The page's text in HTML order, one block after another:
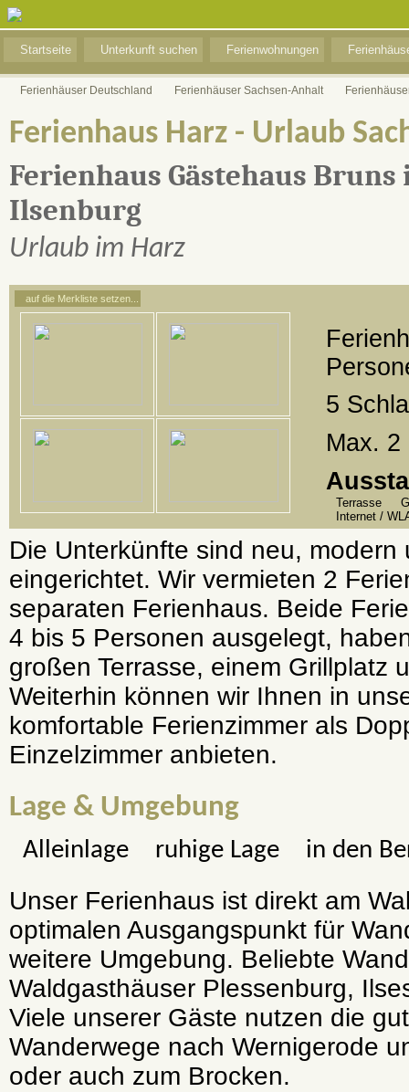
Startseite Unterkunft suchen Ferienwohnungen
Ferienhäuser Deutschland Ferienhäuser Sachsen-Anhalt
Ferienhaus Harz - Urlaub
Ferienhaus Gästehaus
Ilsenburg
Urlaub im Harz
auf die Merkliste setzen...
5
Max. 2
Terrasse
Internet /
Die Unterkünfte sind neu, modern
eingerichtet. Wir vermieten 2
separaten Ferienhaus. Beide
4 bis 5 Personen ausgelegt,
großen Terrasse, einem Grillplatz
Weiterhin können wir Ihnen in
komfortable Ferienzimmer als
Einzelzimmer anbieten.
Lage & Umgebung
Alleinlage ruhige Lage in den
Unser Ferienhaus ist direkt am
optimalen Ausgangspunkt für
weitere Umgebung. Beliebte
Waldgasthäuser Plessenburg,
Viele unserer Gäste nutzen die
Wanderwege nach Wernigerode
oder auch zum Brocken.